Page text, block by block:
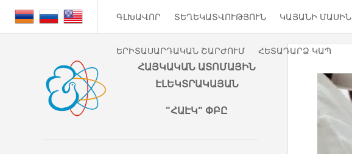
ԳԼԽԱՎՈՐ ՏԵՂԵԿԱՏՎՈՒԹՅՈՒՆ ԿԱՅԱՆԻ ՄԱՍԻՆ
ԵՐԻՏԱՍԱՐԴԱԿԱՆ ՇԱՐԺՈՒՄ ՀԵՏԱԴԱՐՁ ԿԱՊ
ՀԱՅԿԱԿԱՆ ԱՏՈՄԱՅԻՆ
ԷԼԵԿՏՐԱԿԱՅԱՆ
"ՀԱԷԿ" ՓԲԸ